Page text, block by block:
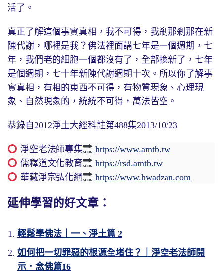
活了。
真正了解這個事實真相，我不可得，我剎那剎那在新
陳代謝，哪裡是我？佛法裡面講七年是一個週期，七
年，我們老的細胞一個都沒有了，全部換新了，七年
是個週期，七十年新陳代謝週期十次。所以你了解事
實真相，有相的東西不可得，有物質現象、心理現
象、自然現象的，統統不可得，萬法皆空。
恭錄自2012淨土大經科註第488集2013/10/23
淨空老法師專集
https://www.amtb.tw
儒釋道文化教育
https://rsd.amtb.tw
華藏淨宗弘化網
https://www.hwadzan.com
延伸學習的好文章：
輕鬆學佛法｜一、淨土篇 2
如何把一切罪惡的根源全堵住？｜淨空老法師開
示．念佛篇16